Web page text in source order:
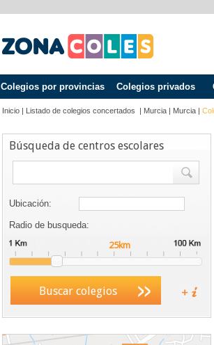
Colegios por provincias Colegios privados
Inicio | Listado de colegios concertados | Murcia | Murcia |
Búsqueda de centros escolares
Ubicación:
Radio de busqueda:
Buscar colegios